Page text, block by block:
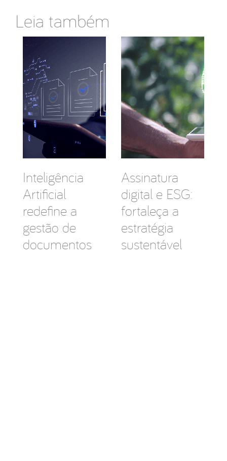
Leia também
Inteligência
Artificial
redefine a
gestão de
documentos
Assinatura
digital e ESG:
fortaleça a
estratégia
sustentável